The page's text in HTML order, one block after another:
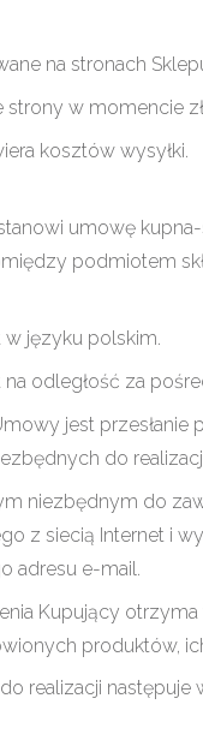
na stronach
strony w momencie
kosztów wysyłki.
umowę
podmiotem
języku polskim.
odległość za
jest
do
niezbędnym do
z siecią Internet i
adresu e-mail.
Kupujący
produktów,
realizacji